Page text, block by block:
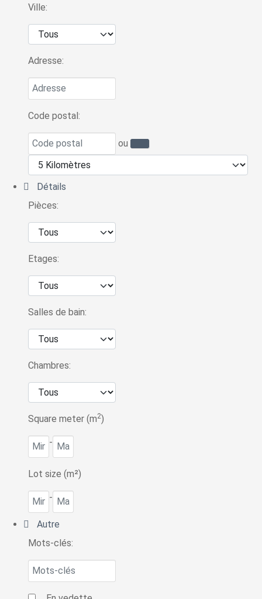
Ville:
Adresse:
Code postal:
ou
Détails
Pièces:
Etages:
Salles de bain:
Chambres:
Square meter (m2)
-
Lot size (m²)
-
Autre
Mots-clés: